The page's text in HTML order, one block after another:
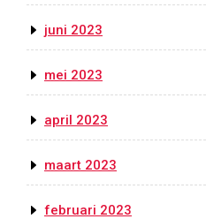
juni 2023
mei 2023
april 2023
maart 2023
februari 2023